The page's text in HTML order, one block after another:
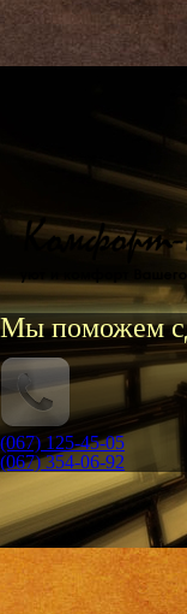
Мы поможем
(067) 125-45-05
(067) 354-06-92